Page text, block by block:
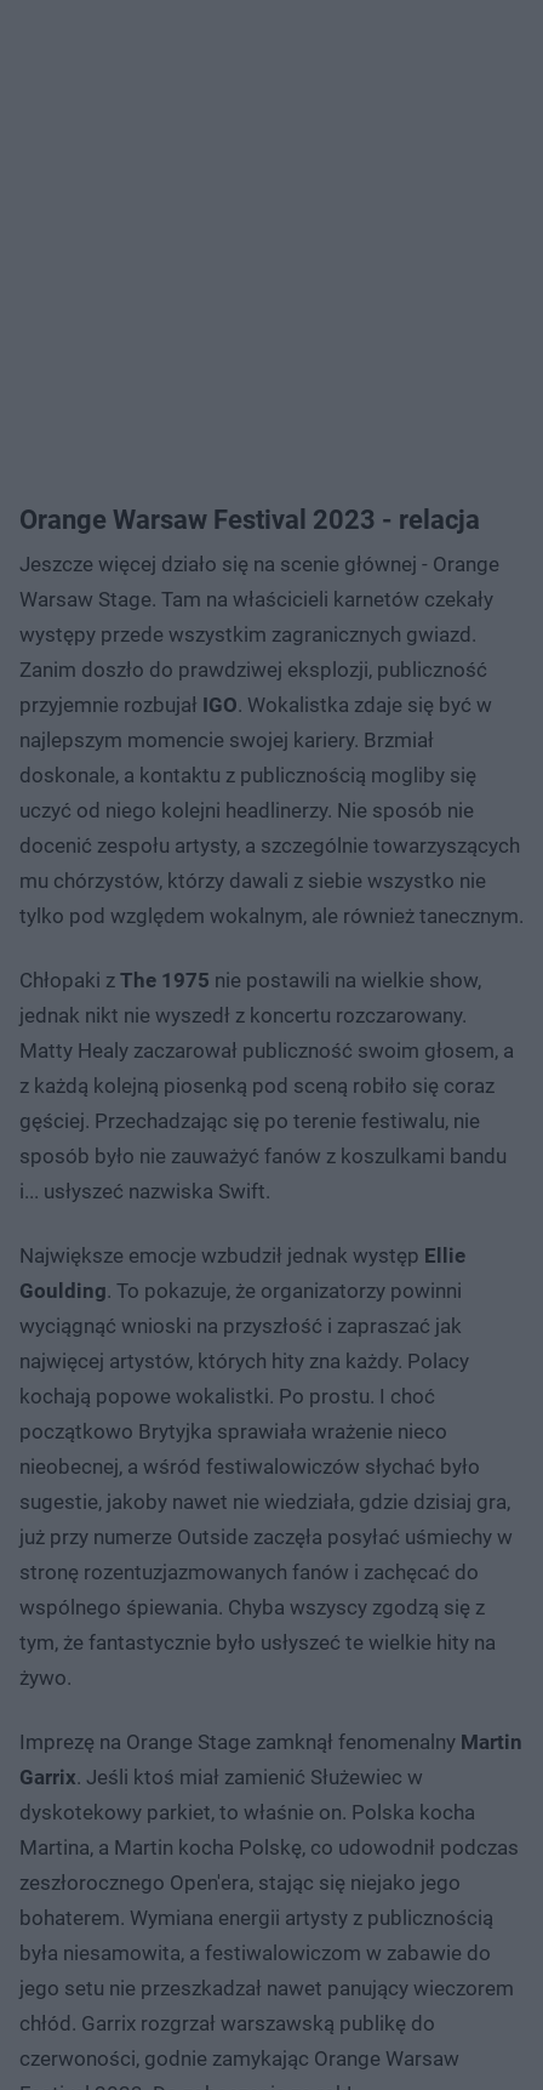
Orange Warsaw Festival 2023 - relacja
Jeszcze więcej działo się na scenie głównej - Orange
Warsaw Stage. Tam na właścicieli karnetów czekały
występy przede wszystkim zagranicznych gwiazd.
Zanim doszło do prawdziwej eksplozji, publiczność
przyjemnie rozbujał IGO. Wokalistka zdaje się być w
najlepszym momencie swojej kariery. Brzmiał
doskonale, a kontaktu z publicznością mogliby się
uczyć od niego kolejni headlinerzy. Nie sposób nie
docenić zespołu artysty, a szczególnie towarzyszących
mu chórzystów, którzy dawali z siebie wszystko nie
tylko pod względem wokalnym, ale również tanecznym.
Chłopaki z The 1975 nie postawili na wielkie show,
jednak nikt nie wyszedł z koncertu rozczarowany.
Matty Healy zaczarował publiczność swoim głosem, a
z każdą kolejną piosenką pod sceną robiło się coraz
gęściej. Przechadzając się po terenie festiwalu, nie
sposób było nie zauważyć fanów z koszulkami bandu
i... usłyszeć nazwiska Swift.
Największe emocje wzbudził jednak występ Ellie
Goulding. To pokazuje, że organizatorzy powinni
wyciągnąć wnioski na przyszłość i zapraszać jak
najwięcej artystów, których hity zna każdy. Polacy
kochają popowe wokalistki. Po prostu. I choć
początkowo Brytyjka sprawiała wrażenie nieco
nieobecnej, a wśród festiwalowiczów słychać było
sugestie, jakoby nawet nie wiedziała, gdzie dzisiaj gra,
już przy numerze Outside zaczęła posyłać uśmiechy w
stronę rozentuzjazmowanych fanów i zachęcać do
wspólnego śpiewania. Chyba wszyscy zgodzą się z
tym, że fantastycznie było usłyszeć te wielkie hity na
żywo.
Imprezę na Orange Stage zamknął fenomenalny Martin
Garrix. Jeśli ktoś miał zamienić Służewiec w
dyskotekowy parkiet, to właśnie on. Polska kocha
Martina, a Martin kocha Polskę, co udowodnił podczas
zeszłorocznego Open'era, stając się niejako jego
bohaterem. Wymiana energii artysty z publicznością
była niesamowita, a festiwalowiczom w zabawie do
jego setu nie przeszkadzał nawet panujący wieczorem
chłód. Garrix rozgrzał warszawską publikę do
czerwoności, godnie zamykając Orange Warsaw